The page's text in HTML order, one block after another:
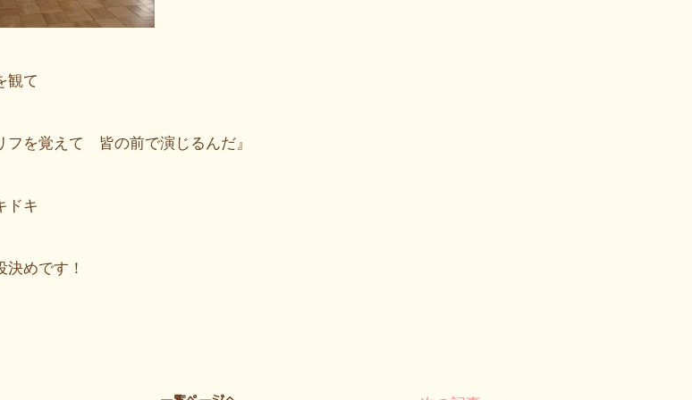
観て
フを覚えて 皆の前で演じるんだ』
ドキ
めです！